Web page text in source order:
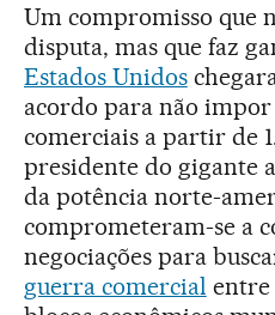
Um compromisso que
disputa, mas que faz
Estados Unidos
acordo para não
comerciais a partir de
presidente do gigante
da potência norte-
comprometeram-se a
negociações para
guerra comercial entre